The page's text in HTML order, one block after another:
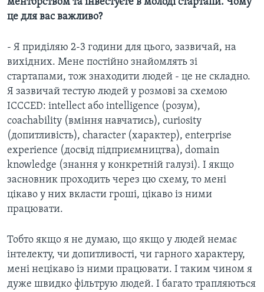
це для вас важливо?
- Я приділяю 2-3 години для цього, зазвичай, на
вихідних. Мене постійно знайомлять зі
стартапами, тож знаходити людей - це не складно.
Я зазвичай тестую людей у розмові за схемою
ICCCED: intellect або intelligence (розум),
coachability (вміння навчатись), curiosity
(допитливість), character (характер), enterprise
experience (досвід підприємництва), domain
knowledge (знання у конкретній галузі)​. І якщо
засновник проходить через цю схему, то мені
цікаво у них вкласти гроші, цікаво із ними
працювати.
Тобто якщо я не думаю, що якщо у людей немає
інтелекту, чи допитливості, чи гарного характеру,
мені нецікаво із ними працювати. І таким чином я
дуже швидко фільтрую людей. І багато трапляються